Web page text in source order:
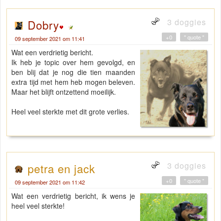
Dobry 3 doggies
09 september 2021 om 11:41 " quote "
+0
Wat een verdrietig bericht.
Ik heb je topic over hem gevolgd, en
ben blij dat je nog die tien maanden
extra tijd met hem heb mogen beleven.
Maar het blijft ontzettend moeilijk.
Heel veel sterkte met dit grote verlies.
petra en jack 3 doggies
09 september 2021 om 11:42 " quote "
+0
Wat een verdrietig bericht, ik wens je
heel veel sterkte!